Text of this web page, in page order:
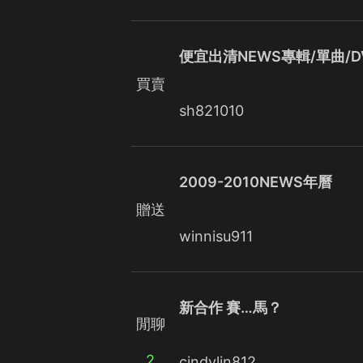
買賣
便宜出清NEWS專輯/單曲/
sh821010
贈送
2009-2010NEWS年曆
winnisu911
閒聊
新合作 賽…馬？